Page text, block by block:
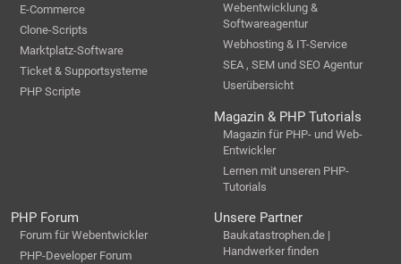
E-Commerce
Clone-Scripts
Marktplatz-Software
Ticket & Supportsysteme
PHP Scripte
Webentwicklung &
Softwareagentur
Webhosting & IT-Service
SEA , SEM und SEO Agentur
Userübersicht
Magazin & PHP Tutorials
Magazin für PHP- und Web-
Entwickler
Lernen mit unseren PHP-
Tutorials
PHP Forum
Forum für Webentwickler
PHP-Developer Forum
Unsere Partner
Baukatastrophen.de |
Handwerker finden